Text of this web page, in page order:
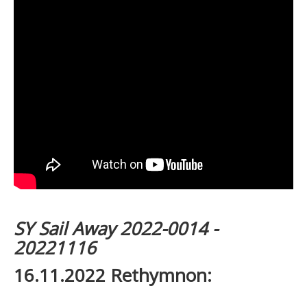
SY Sail Away 2022-0014 -
20221116
16.11.2022 Rethymnon: